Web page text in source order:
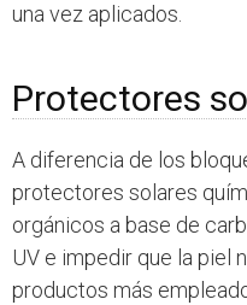
una vez aplicados.
Protectores
A diferencia de los
protectores solares
orgánicos a base de
UV e impedir que la piel
productos más